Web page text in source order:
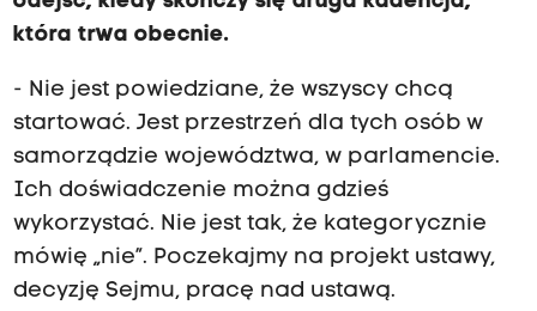
która trwa obecnie.
- Nie jest powiedziane, że wszyscy chcą
startować. Jest przestrzeń dla tych osób w
samorządzie województwa, w parlamencie.
Ich doświadczenie można gdzieś
wykorzystać. Nie jest tak, że kategorycznie
mówię „nie”. Poczekajmy na projekt ustawy,
decyzję Sejmu, pracę nad ustawą.